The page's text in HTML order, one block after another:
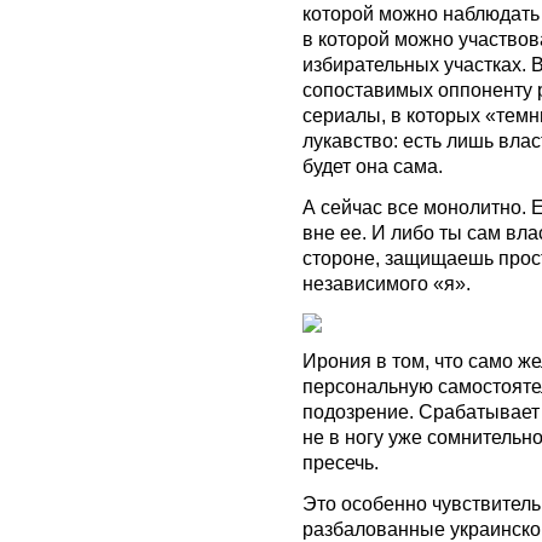
которой можно
в которой можно
избирательных участках.
сопоставимых оппоненту
сериалы, в которых
лукавство: есть лишь
будет она сама.
А сейчас все монолитно.
вне ее. И либо ты сам
стороне, защищаешь
независимого «я».
Ирония в том, что само
персональную
подозрение.
не в ногу уже
пресечь.
Это особенно
разбалованные